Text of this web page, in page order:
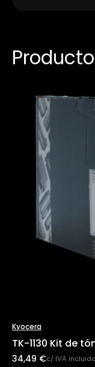
Kyocera
TK-1130 Kit de
34,49 €c/ IVA incluido